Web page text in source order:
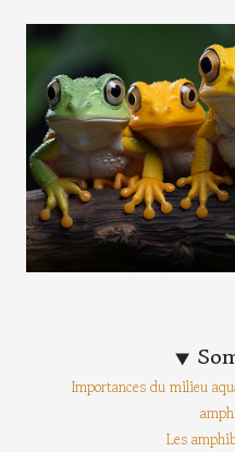
Importances du milieu
Les